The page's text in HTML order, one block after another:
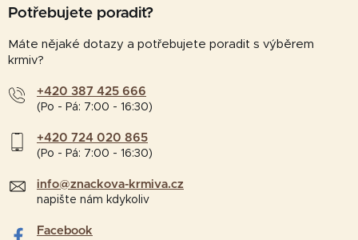
Potřebujete poradit?
Máte nějaké dotazy a potřebujete poradit s výběrem
krmiv?
+420 387 425 666
(Po - Pá: 7:00 - 16:30)
+420 724 020 865
(Po - Pá: 7:00 - 16:30)
info@znackova-krmiva.cz
napište nám kdykoliv
Facebook